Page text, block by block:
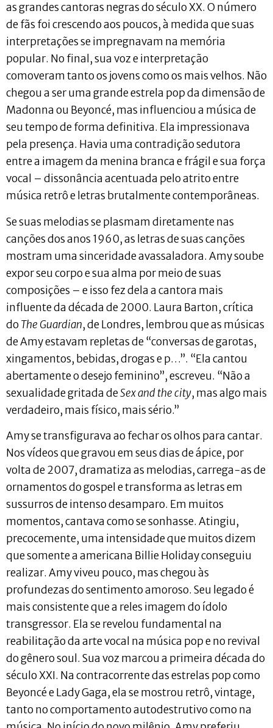
as grandes cantoras negras do século XX. O número
de fãs foi crescendo aos poucos, à medida que suas
interpretações se impregnavam na memória
popular. No final, sua voz e interpretação
comoveram tanto os jovens como os mais velhos. Não
chegou a ser uma grande estrela pop da dimensão de
Madonna ou Beyoncé, mas influenciou a música de
seu tempo de forma definitiva. Ela impressionava
pela presença. Havia uma contradição sedutora
entre a imagem da menina branca e frágil e sua força
vocal – dissonância acentuada pelo atrito entre
música retrô e letras brutalmente contemporâneas.
Se suas melodias se plasmam diretamente nas
canções dos anos 1960, as letras de suas canções
mostram uma sinceridade avassaladora. Amy soube
expor seu corpo e sua alma por meio de suas
composições – e isso fez dela a cantora mais
influente da década de 2000. Laura Barton, crítica
do The Guardian, de Londres, lembrou que as músicas
de Amy estavam repletas de “conversas de garotas,
xingamentos, bebidas, drogas e p…”. “Ela cantou
abertamente o desejo feminino”, escreveu. “Não a
sexualidade gritada deSex and the city, mas algo mais
verdadeiro, mais físico, mais sério.”
Amy se transfigurava ao fechar os olhos para cantar.
Nos vídeos que gravou em seus dias de ápice, por
volta de 2007, dramatiza as melodias, carrega-as de
ornamentos do gospel e transforma as letras em
sussurros de intenso desamparo. Em muitos
momentos, cantava como se sonhasse. Atingiu,
precocemente, uma intensidade que muitos dizem
que somente a americana Billie Holiday conseguiu
realizar. Amy viveu pouco, mas chegou às
profundezas do sentimento amoroso. Seu legado é
mais consistente que a reles imagem do ídolo
transgressor. Ela se revelou fundamental na
reabilitação da arte vocal na música pop e no revival
do gênero soul. Sua voz marcou a primeira década do
século XXI. Na contracorrente das estrelas pop como
Beyoncé e Lady Gaga, ela se mostrou retrô, vintage,
tanto no comportamento autodestrutivo como na